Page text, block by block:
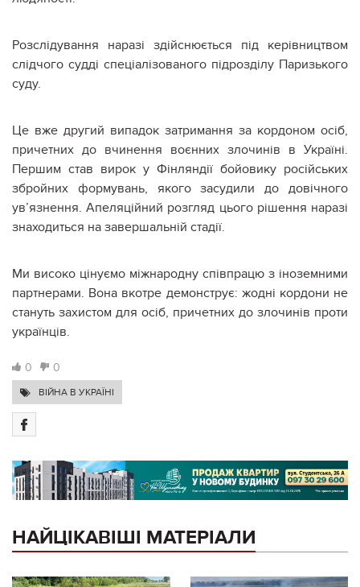
Розслідування наразі здійснюється під керівництвом
слідчого судді спеціалізованого підрозділу Паризького
суду.
Це вже другий випадок затримання за кордоном осіб,
причетних до вчинення воєнних злочинів в Україні.
Першим став вирок у Фінляндії бойовику російських
збройних формувань, якого засудили до довічного
ув’язнення. Апеляційний розгляд цього рішення наразі
знаходиться на завершальній стадії.
Ми високо цінуємо міжнародну співпрацю з іноземними
партнерами. Вона вкотре демонструє: жодні кордони не
стануть захистом для осіб, причетних до злочинів проти
українців.
0 0
ВІЙНА В УКРАЇНІ
НАЙЦІКАВІШІ МАТЕРІАЛИ